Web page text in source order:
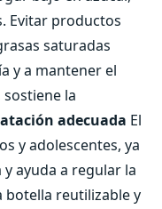
Evitar productos
saturadas
y a mantener el
sostiene la
adecuada El
y adolescentes, ya
ayuda a regular la
reutilizable y